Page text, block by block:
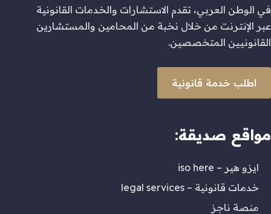
في الوطن العربي، تقدم الاستشارات والخدمات القانونية
عبر الإنترنت من خلال نخبة من المحامين والمستشارين
القانونيين المتخصصين.
اطلب خدمة قانونية
مواقع صديقة:
ايزو هير – iso here
خدمات قانونية – legal services
منصة ناجز